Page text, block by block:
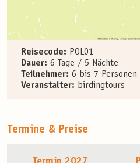
Reisecode: POL01
Dauer: 6 Tage / 5 Nächte
Teilnehmer: 6 bis 7 Personen
Veranstalter: birdingtours
Termine & Preise